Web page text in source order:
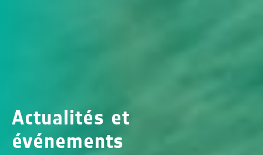
Actualités et
événements